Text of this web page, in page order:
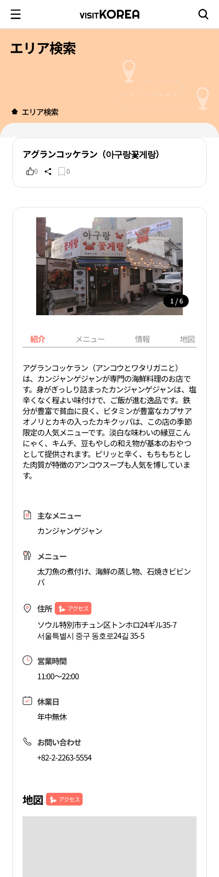
エリア検索
エリア検索
アグランコッケラン（아구랑꽃게랑）
0 0
1 / 6
紹介 メニュー 情報 地図
アグランコッケラン（アンコウとワタリガニと）
は、カンジャンゲジャンが専門の海鮮料理のお店で
す。身がぎっしり詰まったカンジャンゲジャンは、塩
辛くなく程よい味付けで、ご飯が進む逸品です。鉄
分が豊富で貧血に良く、ビタミンが豊富なカプサア
オノリとカキの入ったカキクッパは、この店の季節
限定の人気メニューです。淡白な味わいの縁豆こん
にゃく、キムチ、豆もやしの和え物が基本のおやつ
として提供されます。ピリッと辛く、もちもちとし
た肉質が特徴のアンコウスープも人気を博していま
す。
主なメニュー
カンジャンゲジャン
メニュー
太刀魚の煮付け、海鮮の蒸し物、石焼きビビン
バ
住所 アクセス
ソウル特別市チュン区トンホロ24ギル35-7
서울특별시 중구 동호로24길 35-5
営業時間
11:00～22:00
休業日
年中無休
お問い合わせ
+82-2-2263-5554
地図 アクセス